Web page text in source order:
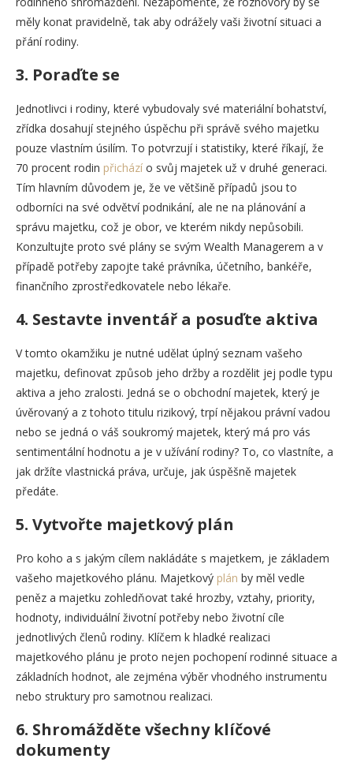
měly konat pravidelně, tak aby odrážely vaši životní situaci a
přání rodiny.
3. Poraďte se
Jednotlivci i rodiny, které vybudovaly své materiální bohatství,
zřídka dosahují stejného úspěchu při správě svého majetku
pouze vlastním úsilím. To potvrzují i statistiky, které říkají, že
70 procent rodin přichází o svůj majetek už v druhé generaci.
Tím hlavním důvodem je, že ve většině případů jsou to
odborníci na své odvětví podnikání, ale ne na plánování a
správu majetku, což je obor, ve kterém nikdy nepůsobili.
Konzultujte proto své plány se svým Wealth Managerem a v
případě potřeby zapojte také právníka, účetního, bankéře,
finančního zprostředkovatele nebo lékaře.
4. Sestavte inventář a posuďte aktiva
V tomto okamžiku je nutné udělat úplný seznam vašeho
majetku, definovat způsob jeho držby a rozdělit jej podle typu
aktiva a jeho zralosti. Jedná se o obchodní majetek, který je
úvěrovaný a z tohoto titulu rizikový, trpí nějakou právní vadou
nebo se jedná o váš soukromý majetek, který má pro vás
sentimentální hodnotu a je v užívání rodiny? To, co vlastníte, a
jak držíte vlastnická práva, určuje, jak úspěšně majetek
předáte.
5. Vytvořte majetkový plán
Pro koho a s jakým cílem nakládáte s majetkem, je základem
vašeho majetkového plánu. Majetkový plán by měl vedle
peněz a majetku zohledňovat také hrozby, vztahy, priority,
hodnoty, individuální životní potřeby nebo životní cíle
jednotlivých členů rodiny. Klíčem k hladké realizaci
majetkového plánu je proto nejen pochopení rodinné situace a
základních hodnot, ale zejména výběr vhodného instrumentu
nebo struktury pro samotnou realizaci.
6. Shromážděte všechny klíčové
dokumenty